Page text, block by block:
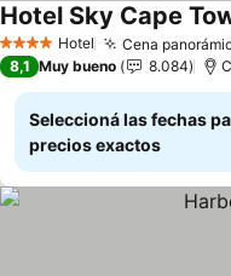
4 EstrellasHotel Cena
Hotel Sky Cape
8,1 Muy bueno 8.084
Seleccioná las fechas
precios exactos